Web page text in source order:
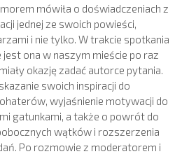
mówiła o doświadczeniach z
jednej ze swoich powieści,
i nie tylko. W trakcie spotkania
jest ona w naszym mieście po raz
okazję zadać autorce pytania.
swoich inspiracji do
wyjaśnienie motywacji do
gatunkami, a także o powrót do
wątków i rozszerzenia
Po rozmowie z moderatorem i